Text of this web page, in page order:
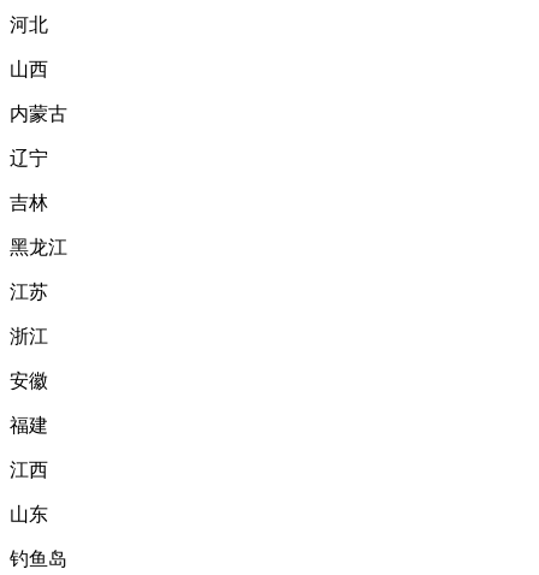
河北
山西
内蒙古
辽宁
吉林
黑龙江
江苏
浙江
安徽
福建
江西
山东
钓鱼岛